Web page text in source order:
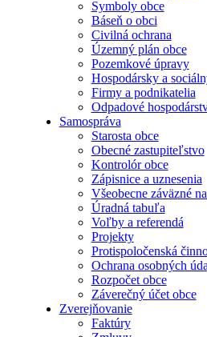
Symboly obce
Báseň o obci
Civilná ochrana
Územný plán obce
Pozemkové úpravy
Hospodársky a
Firmy a podnikatelia
Odpadové
Samospráva
Starosta obce
Obecné zastupiteľstvo
Kontrolór obce
Zápisnice a uznesenia
Všeobecne záväzné
Úradná tabuľa
Voľby a referendá
Projekty
Protispoločenská
Ochrana osobných
Rozpočet obce
Záverečný účet obce
Zverejňovanie
Faktúry